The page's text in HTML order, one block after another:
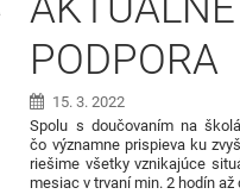
PODPORA
15. 3. 2022
Spolu s doučovaním na
čo významne prispieva ku
riešime všetky vznikajúce
mesiac v trvaní min. 2 hodín